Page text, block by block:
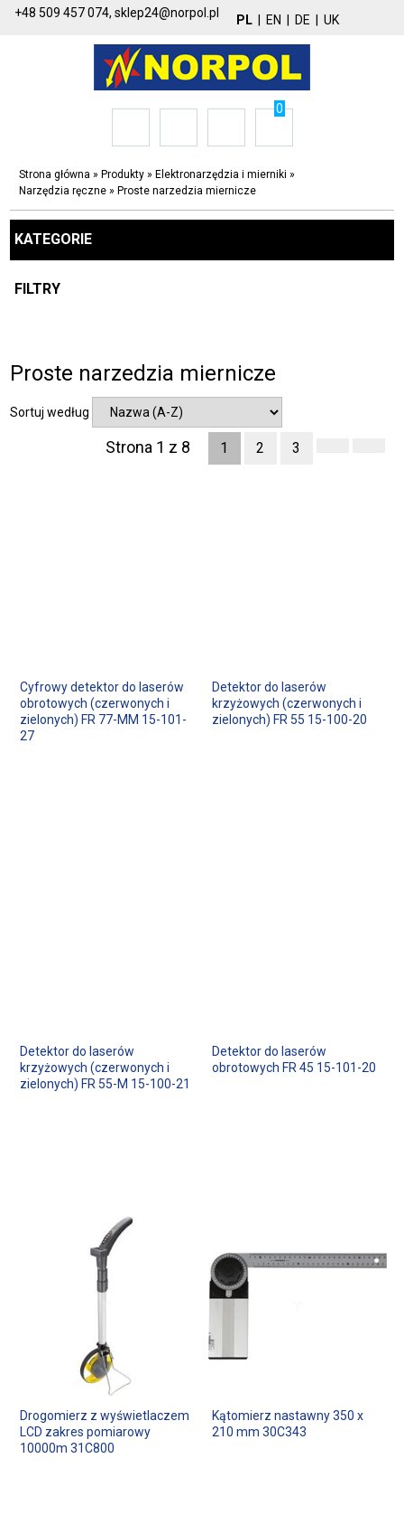
+48 509 457 074,sklep24@norpol.pl PL EN DE UK
0
Strona główna » Produkty » Elektronarzędzia i mierniki »
Narzędzia ręczne » Proste narzedzia miernicze
KATEGORIE
FILTRY
Proste narzedzia miernicze
Sortuj według
Strona 1 z 8 1 2 3
Cyfrowy detektor do laserów
obrotowych (czerwonych i
zielonych) FR 77-MM 15-101-
27
Detektor do laserów
krzyżowych (czerwonych i
zielonych) FR 55 15-100-20
Detektor do laserów
krzyżowych (czerwonych i
zielonych) FR 55-M 15-100-21
Detektor do laserów
obrotowych FR 45 15-101-20
Drogomierz z wyświetlaczem
LCD zakres pomiarowy
10000m 31C800
Kątomierz nastawny 350 x
210 mm 30C343